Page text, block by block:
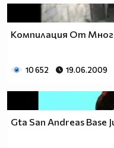
Компилация От
10 652 19.06.2009
Gta San Andreas Base